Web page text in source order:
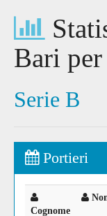
Bari
Serie B
Portieri
Cognome